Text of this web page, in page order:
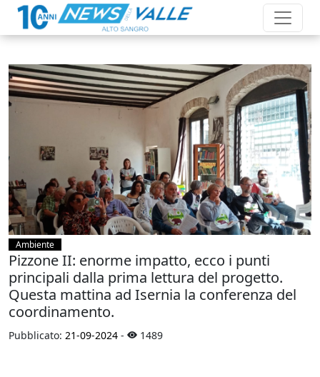
Ambiente
Pizzone II: enorme impatto, ecco i punti
principali dalla prima lettura del progetto.
Questa mattina ad Isernia la conferenza del
coordinamento.
Pubblicato: 21-09-2024 - 1489